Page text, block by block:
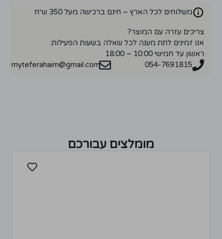
משלוחים לכל הארץ – חינם ברכישה מעל 350 ש״ח
צריכים עזרה עם המוצר?
אנו זמינים לתת מענה לכל שאלה בשעות הפעילות:
ראשון עד חמישי 10:00 – 18:00
054-7691815
myteferahaim@gmail.com
מומלצים עבורכם